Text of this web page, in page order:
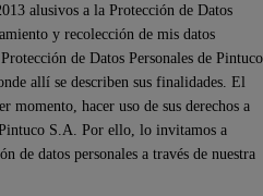
alusivos a la Protección de Datos
y recolección de mis datos
de Datos Personales de Pintuco
allí se describen sus finalidades. El
momento, hacer uso de sus derechos a
S.A. Por ello, lo invitamos a
de datos personales a través de nuestra